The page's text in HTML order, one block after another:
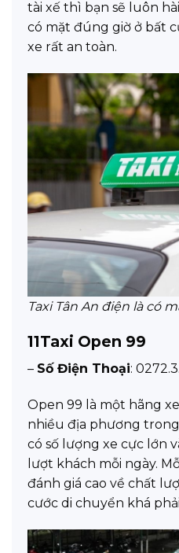
tài xế thì bạn sẽ luôn
có mặt đúng giờ ở bất
xe rất an toàn.
Taxi Tân An điện là có
11Taxi Open 99
– Số Điện Thoại:
Open 99 là một hãng
nhiều địa phương
có số lượng xe cực lớn
lượt khách mỗi ngày.
đánh giá cao về chất
cước di chuyển khá